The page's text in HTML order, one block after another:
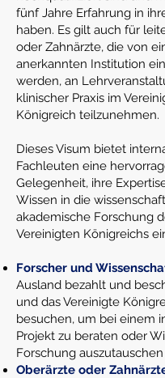
fünf Jahre Erfahrung in
haben. Es gilt auch für
oder Zahnärzte, die von
anerkannten Institution
werden, an
klinischer Praxis im
Königreich teilzunehmen.
Dieses Visum bietet
Fachleuten eine
Gelegenheit, ihre
Wissen in die
akademische Forschung
Vereinigten Königreichs
Forscher und
Ausland bezahlt und
und das Vereinigte
besuchen, um bei einem
Projekt zu beraten oder
Forschung auszutauschen
Oberärzte oder